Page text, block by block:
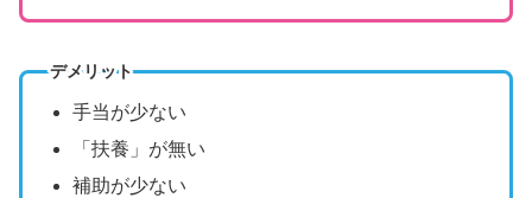
デメリット
手当が少ない
「扶養」が無い
補助が少ない